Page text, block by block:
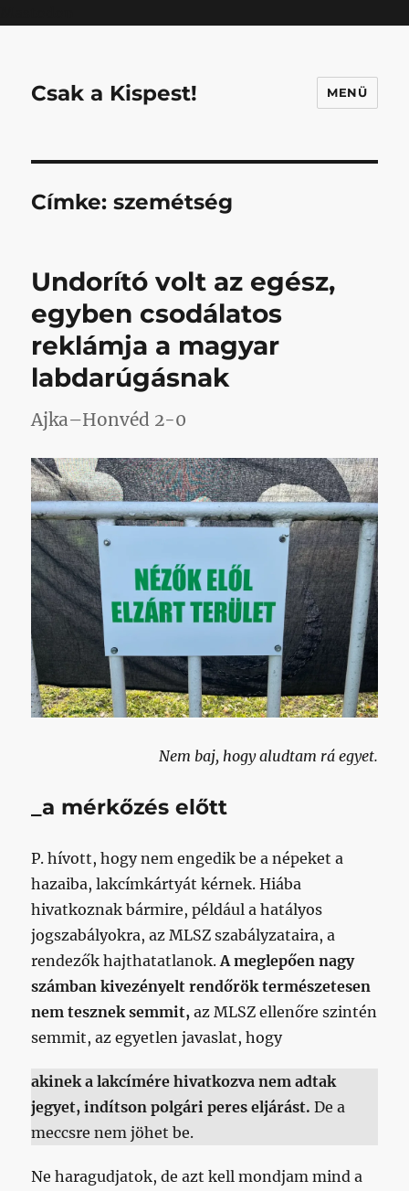
Csak a Kispest! MENÜ
Címke:szemétség
Undorító volt az egész,
egyben csodálatos
reklámja a magyar
labdarúgásnak
Ajka–Honvéd 2-0
Nem baj, hogy aludtam rá egyet.
_a mérkőzés előtt
P. hívott, hogy nem engedik be a népeket a
hazaiba, lakcímkártyát kérnek. Hiába
hivatkoznak bármire, például a hatályos
jogszabályokra, az MLSZ szabályzataira, a
rendezők hajthatatlanok.A meglepően nagy
számban kivezényelt rendőrök természetesen
nem tesznek semmit, az MLSZ ellenőre szintén
semmit, az egyetlen javaslat, hogy
akinek a lakcímére hivatkozva nem adtak
jegyet, indítson polgári peres eljárást. De a
meccsre nem jöhet be.
Ne haragudjatok, de azt kell mondjam mind a